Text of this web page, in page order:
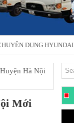
DỤNG HYUNDAI
Hà Nội
Mới